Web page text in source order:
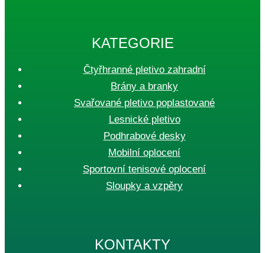
KATEGORIE
Čtyřhranné pletivo zahradní
Brány a branky
Svařované pletivo poplastované
Lesnické pletivo
Podhrabové desky
Mobilní oplocení
Sportovní tenisové oplocení
Sloupky a vzpěry
KONTAKTY